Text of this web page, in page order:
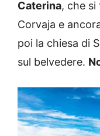
Caterina, che si
Corvaja e
poi la chiesa di
sul belvedere.